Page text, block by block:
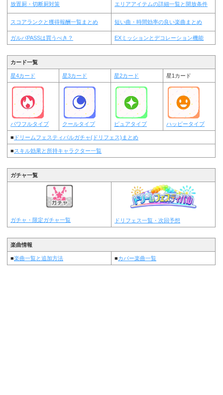
放置厨・切断厨対策 エリアアイテムの詳細一覧と開放条件
スコアランクと獲得報酬一覧まとめ 短い曲・時間効率の良い楽曲まとめ
ガルパPASSは買うべき？ EXミッションとデコレーション機能
カード一覧
星4カード 星3カード 星2カード 星1カード
パワフルタイプ クールタイプ ピュアタイプ ハッピータイプ
■ ドリームフェスティバルガチャ(ドリフェス)まとめ
■スキル効果と所持キャラクター一覧
ガチャ一覧
ガチャ・限定ガチャ一覧 ドリフェス一覧・次回予想
楽曲情報
■楽曲一覧と追加方法 ■カバー楽曲一覧